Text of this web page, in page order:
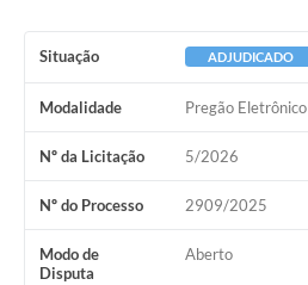
Situação ADJUDICADO
Modalidade Pregão Eletrônico
Nº da Licitação 5/2026
Nº do Processo 2909/2025
Modo de
Disputa
Aberto